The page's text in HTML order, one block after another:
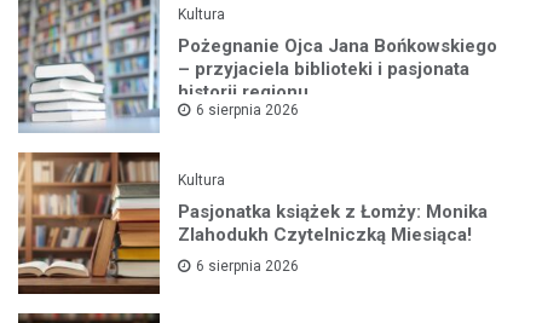
Kultura
Pożegnanie Ojca Jana Bońkowskiego
– przyjaciela biblioteki i pasjonata
historii regionu
6 sierpnia 2026
Kultura
Pasjonatka książek z Łomży: Monika
Zlahodukh Czytelniczką Miesiąca!
6 sierpnia 2026